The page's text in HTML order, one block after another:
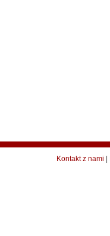
Kontakt z nami